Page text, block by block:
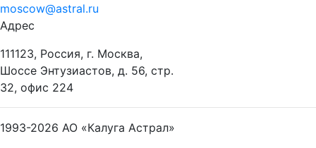
moscow@astral.ru
Адрес
111123, Россия, г. Москва,
Шоссе Энтузиастов, д. 56, стр.
32, офис 224
1993-2026 АО «Калуга Астрал»